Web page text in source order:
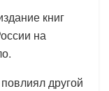
книг
на
другой